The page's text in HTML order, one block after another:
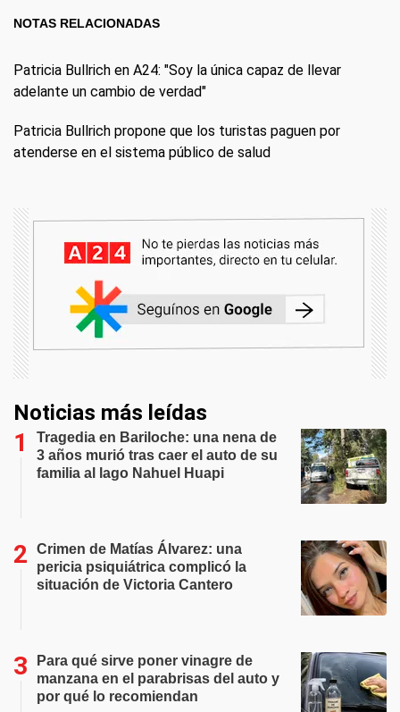
NOTAS RELACIONADAS
Patricia Bullrich en A24: "Soy la única capaz de llevar
adelante un cambio de verdad"
Patricia Bullrich propone que los turistas paguen por
atenderse en el sistema público de salud
Noticias más leídas
Tragedia en Bariloche: una nena de
3 años murió tras caer el auto de su
familia al lago Nahuel Huapi
Crimen de Matías Álvarez: una
pericia psiquiátrica complicó la
situación de Victoria Cantero
Para qué sirve poner vinagre de
manzana en el parabrisas del auto y
por qué lo recomiendan